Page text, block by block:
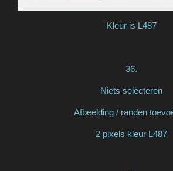
Kleur is L487
36.
Niets selecteren
Afbeelding / randen
2 pixels kleur L487